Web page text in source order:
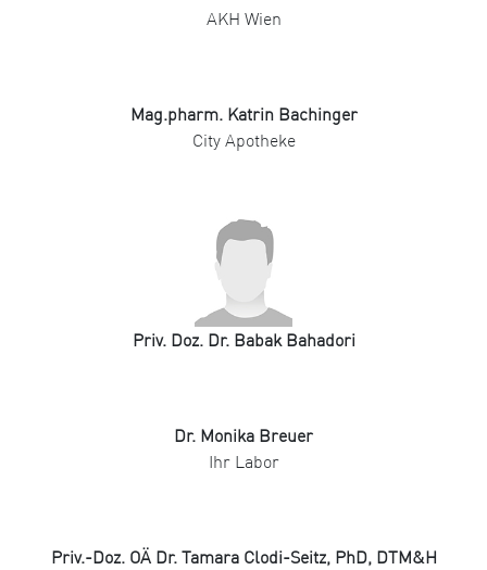
AKH Wien
Mag.pharm. Katrin Bachinger
City Apotheke
Priv. Doz. Dr. Babak Bahadori
Dr. Monika Breuer
Ihr Labor
Priv.-Doz. OÄ Dr. Tamara Clodi-Seitz, PhD, DTM&H